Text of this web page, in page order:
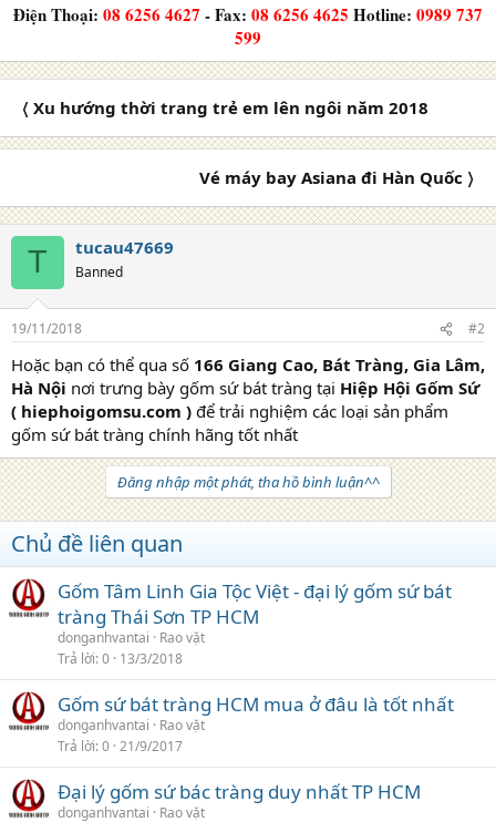
Điện Thoại: 08 6256 4627 - Fax: 08 6256 4625 Hotline: 0989 737
599
〈 Xu hướng thời trang trẻ em lên ngôi năm 2018
Vé máy bay Asiana đi Hàn Quốc 〉
T tucau47669
Banned
19/11/2018 #2
Hoặc bạn có thể qua số 166 Giang Cao, Bát Tràng, Gia Lâm,
Hà Nội nơi trưng bày gốm sứ bát tràng tại Hiệp Hội Gốm Sứ
( hiephoigomsu.com ) để trải nghiệm các loại sản phẩm
gốm sứ bát tràng chính hãng tốt nhất
Đăng nhập một phát, tha hồ bình luận^^
Chủ đề liên quan
Gốm Tâm Linh Gia Tộc Việt - đại lý gốm sứ bát
tràng Thái Sơn TP HCM
donganhvantai
Rao vặt
Trả lời 0 13/3/2018
Gốm sứ bát tràng HCM mua ở đâu là tốt nhất
donganhvantai
Rao vặt
Trả lời 0 21/9/2017
Đại lý gốm sứ bác tràng duy nhất TP HCM
donganhvantai Rao vặt